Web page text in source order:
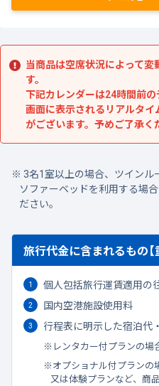
当商品は空席状況によって
す。
下記カレンダーは24時間前
画面に表示されるリアルタ
がございます。予めご了承く
3名1室以上の場合、ツインル
ソファーベッドを利用する場
ださい。
旅行代金に含まれるもの【
個人包括旅行運賃適用の
国内空港施設使用料
行程表に明示した宿泊代
レンタカー付プランの
オプショナル付プランの
又は体験プランなど、商